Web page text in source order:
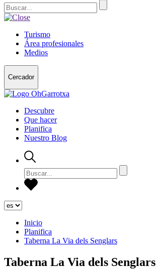
Turismo
Área profesionales
Medios
Cercador
Descubre
Que hacer
Planifica
Nuestro Blog
Inicio
Planifica
Taberna La Via dels Senglars
Taberna La Via dels Senglars